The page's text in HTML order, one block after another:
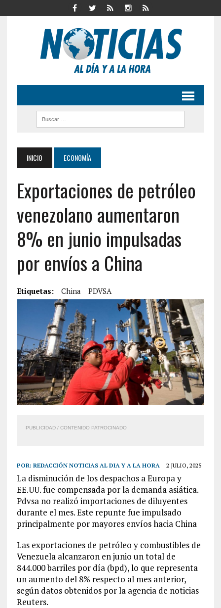
INICIO ECONOMÍA
Exportaciones de petróleo
venezolano aumentaron
8% en junio impulsadas
por envíos a China
Etiquetas: China PDVSA
PUBLICIDAD / CONTENIDO PATROCINADO
POR: REDACCIÓN NOTICIAS AL DIA Y A LA HORA 2 JULIO, 2025
La disminución de los despachos a Europa y
EE.UU. fue compensada por la demanda asiática.
Pdvsa no realizó importaciones de diluyentes
durante el mes. Este repunte fue impulsado
principalmente por mayores envíos hacia China
Las exportaciones de petróleo y combustibles de
Venezuela alcanzaron en junio un total de
844.000 barriles por día (bpd), lo que representa
un aumento del 8% respecto al mes anterior,
según datos obtenidos por la agencia de noticias
Reuters.